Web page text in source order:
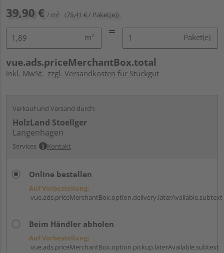
39,90 € / m² (75,41 € / Paket(e))
m² Paket(e)
vue.ads.priceMerchantBox.total
inkl. MwSt. zzgl. Versandkosten für Stückgut
Verkauf und Versand durch:
HolzLand Stoellger
Langenhagen
Services Kontakt
Online bestellen
Auf Vorbestellung:
vue.ads.priceMerchantBox.option.delivery.laterAvailable.subtext
Beim Händler abholen
Auf Vorbestellung:
vue.ads.priceMerchantBox.option.pickup.laterAvailable.subtext